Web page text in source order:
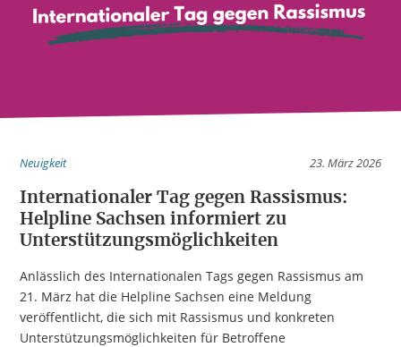
Neuigkeit 23. März 2026
Internationaler Tag gegen Rassismus:
Helpline Sachsen informiert zu
Unterstützungsmöglichkeiten
Anlässlich des Internationalen Tags gegen Rassismus am
21. März hat die Helpline Sachsen eine Meldung
veröffentlicht, die sich mit Rassismus und konkreten
Unterstützungsmöglichkeiten für Betroffene